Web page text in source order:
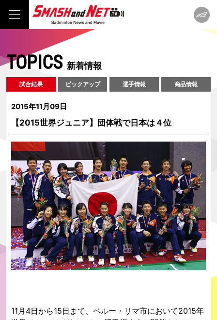
TOPICS新着情報
試合結果 ピックアップ 選手情報 商品情報
2015年11月09日
【2015世界ジュニア】団体戦で日本は４位
11月4日から15日まで、ペルー・リマ市において2015年